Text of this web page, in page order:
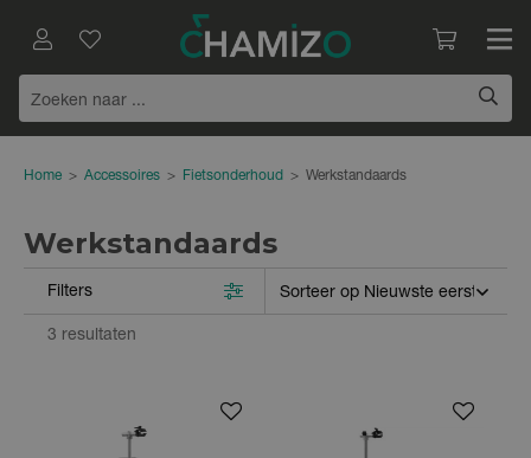
Home > Accessoires > Fietsonderhoud > Werkstandaards
Werkstandaards
Filters
3 resultaten